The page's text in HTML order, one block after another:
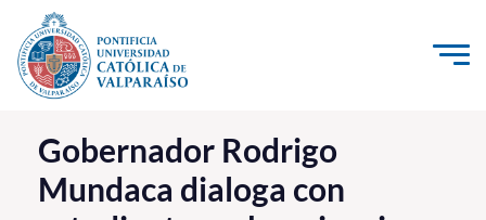
Click acá para ir directamente al contenido
La Universidad
Investigación, Creación e Innovación
Gobernador Rodrigo
Mundaca dialoga con